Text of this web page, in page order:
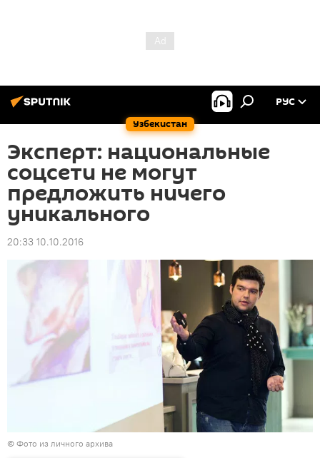
Узбекистан
РУС
Эксперт: национальные
соцсети не могут
предложить ничего
уникального
20:33 10.10.2016
© Фото из личного архива